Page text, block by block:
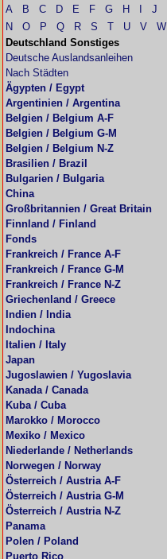
A
B C D E F G H J
N
O P Q R S T U V W
Deutschland Sonstiges
Deutsche Auslandsanleihen
Nach Städten
Ägypten / Egypt
Argentinien / Argentina
Belgien / Belgium A-F
Belgien / Belgium G-M
Belgien / Belgium N-Z
Brasilien / Brazil
Bulgarien / Bulgaria
China
Großbritannien / Great Britain
Finnland / Finland
Fonds
Frankreich / France A-F
Frankreich / France G-M
Frankreich / France N-Z
Griechenland / Greece
Indien / India
Indochina
Italien / Italy
Japan
Jugoslawien / Yugoslavia
Kanada / Canada
Kuba / Cuba
Marokko / Morocco
Mexiko / Mexico
Niederlande / Netherlands
Norwegen / Norway
Österreich / Austria A-F
Österreich / Austria G-M
Österreich / Austria N-Z
Panama
Polen / Poland
Puerto Rico